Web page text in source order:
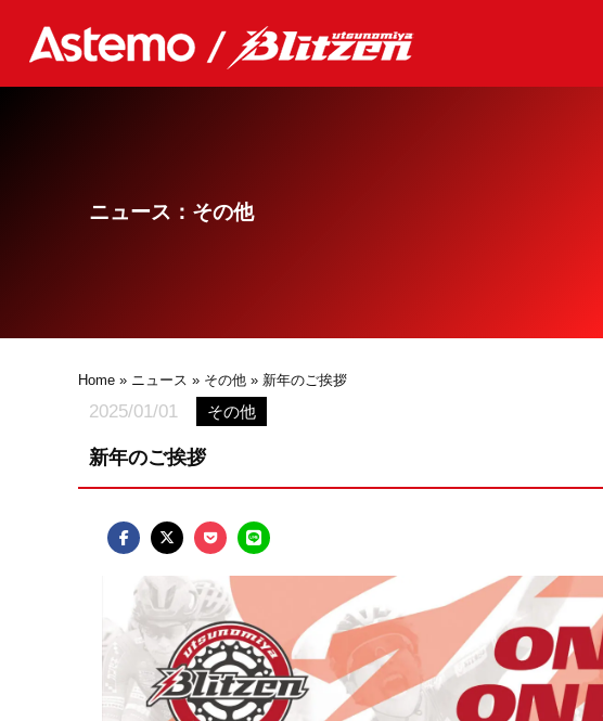
ニュース：その他
Home » ニュース » その他 » 新年のご挨拶
2025/01/01 その他
新年のご挨拶